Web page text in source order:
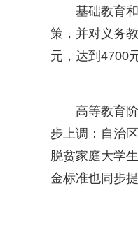
基础教育
策，并对义务
元，达到4700
高等教育
步上调：自治
脱贫家庭大学
金标准也同步